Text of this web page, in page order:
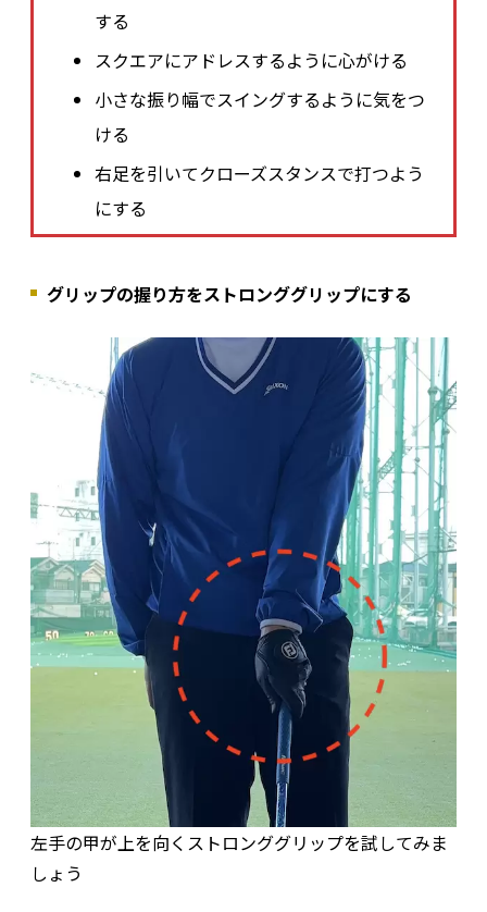
する
スクエアにアドレスするように心がける
小さな振り幅でスイングするように気をつ
ける
右足を引いてクローズスタンスで打つよう
にする
グリップの握り方をストロンググリップにする
左手の甲が上を向くストロンググリップを試してみま
しょう